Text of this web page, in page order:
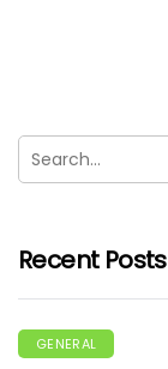
Recent Posts
GENERAL